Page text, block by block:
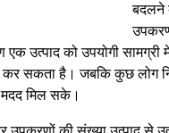
बदलने
एक उत्पाद को उपयोगी
कर सकता है। जबकि कुछ लोग
मिल सके।